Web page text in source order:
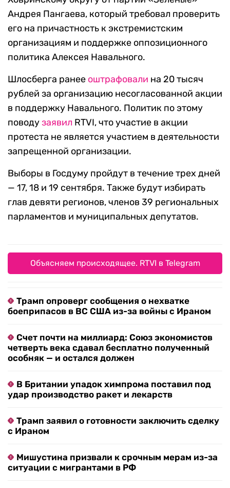
Андрея Пангаева, который требовал проверить
его на причастность к экстремистским
организациям и поддержке оппозиционного
политика Алексея Навального.
Шлосберга ранее оштрафовали на 20 тысяч
рублей за организацию несогласованной акции
в поддержку Навального. Политик по этому
поводузаявил RTVI, что участие в акции
протеста не является участием в деятельности
запрещенной организации.
Выборы в Госдуму пройдут в течение трех дней
— 17, 18 и 19 сентября. Также будут избирать
глав девяти регионов, членов 39 региональных
парламентов и муниципальных депутатов.
Объясняем происходящее. RTVI в Telegram
Трамп опроверг сообщения о нехватке
боеприпасов в ВС США из-за войны с Ираном
Счет почти на миллиард: Союз экономистов
четверть века сдавал бесплатно полученный
особняк — и остался должен
В Британии упадок химпрома поставил под
удар производство ракет и лекарств
Трамп заявил о готовности заключить сделку
с Ираном
Мишустина призвали к срочным мерам из-за
ситуации с мигрантами в РФ